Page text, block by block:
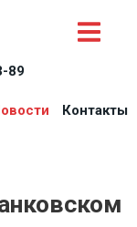
89
Контакты